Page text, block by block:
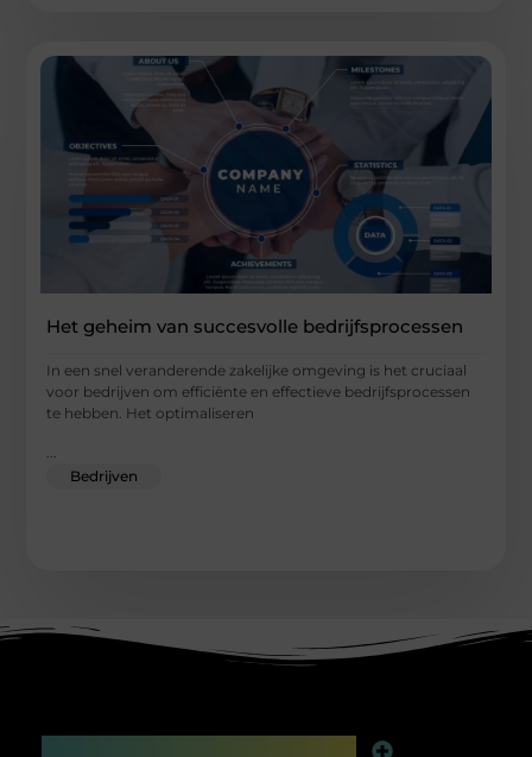
Het geheim van succesvolle bedrijfsprocessen
In een snel veranderende zakelijke omgeving is het cruciaal
voor bedrijven om efficiënte en effectieve bedrijfsprocessen
te hebben. Het optimaliseren
Bedrijven